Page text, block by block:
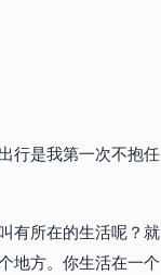
行是我第一次不抱任
有所在的生活呢？就
地方。你生活在一个